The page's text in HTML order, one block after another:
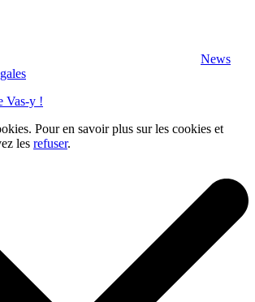
News
Vas-y !
Pour en savoir plus sur les cookies et
les refuser.